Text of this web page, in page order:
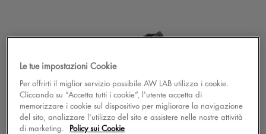
Le tue impostazioni Cookie
Per offrirti il miglior servizio possibile AW LAB utilizza i cookie.
Cliccando su “Accetta tutti i cookie”, l'utente accetta di
memorizzare i cookie sul dispositivo per migliorare la navigazione
del sito, analizzare l'utilizzo del sito e assistere nelle nostre attività
di marketing. Policy sui Cookie